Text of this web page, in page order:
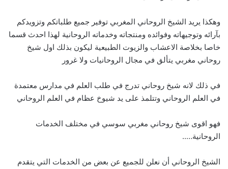
وهكذا يريد الشيخ الروحاني المغربي توفير جميع طلباتكم وتزويدكم
بآرائه وتوجيهاته وفوائده ومنتجاته وخدماته الروحانية لهذا احدث قسما
خاصا بخلاصة الاعشاب والزيوت الطبيعية ليكون بذلك اول شيخ
روحاني مغربي يتألق في مجال الروحانيات ولا غرور
في ذلك لانه شيخ روحاني تدرج في طلب العلم في مدارس معتمدة
في العلم الروحاني وتتلمذ على يد شيوخ عظام في العلم الروحاني
فهو اقوى شيخ روحاني مغربي سوسي في مختلف الخدمات
الروحانية…..
الشيخ الروحاني أن نعلن للجميع عن بعض من الخدمات التي يتقدم